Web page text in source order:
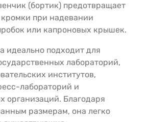
(бортик) предотвращает
при надевании
или капроновых крышек.
идеально подходит для
лабораторий,
институтов,
лабораторий и
организаций. Благодаря
размерам, она легко